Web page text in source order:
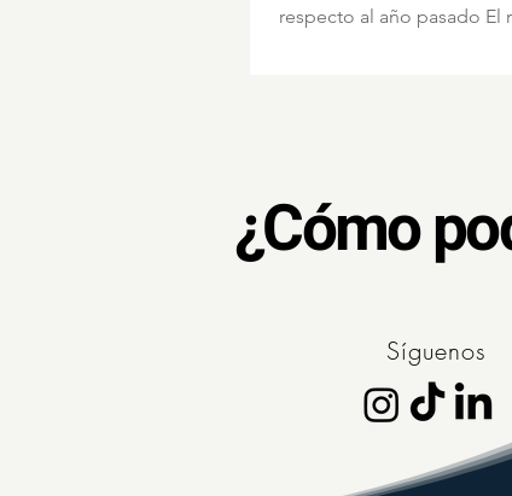
¿Cómo
Síguenos
respecto al año pasado El